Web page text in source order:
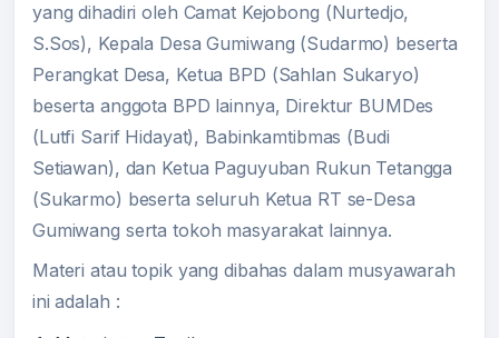
yang dihadiri oleh Camat Kejobong (Nurtedjo,
S.Sos), Kepala Desa Gumiwang (Sudarmo) beserta
Perangkat Desa, Ketua BPD (Sahlan Sukaryo)
beserta anggota BPD lainnya, Direktur BUMDes
(Lutfi Sarif Hidayat), Babinkamtibmas (Budi
Setiawan), dan Ketua Paguyuban Rukun Tetangga
(Sukarmo) beserta seluruh Ketua RT se-Desa
Gumiwang serta tokoh masyarakat lainnya.
Materi atau topik yang dibahas dalam musyawarah
ini adalah :